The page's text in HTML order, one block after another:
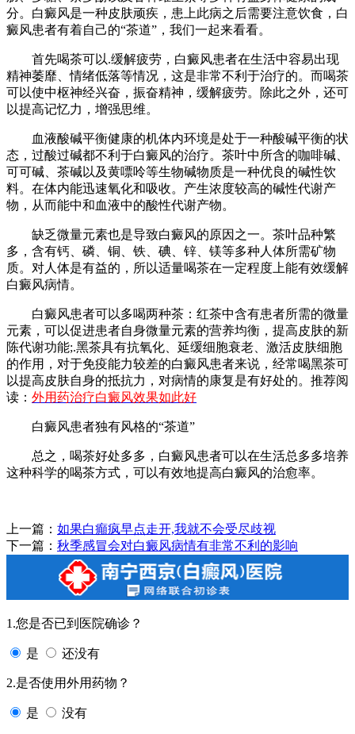
分。白癜风是一种皮肤顽疾，患上此病之后需要注意饮食，白
癜风患者有着自己的“茶道”，我们一起来看看。
首先喝茶可以.缓解疲劳，白癜风患者在生活中容易出现
精神萎靡、情绪低落等情况，这是非常不利于治疗的。而喝茶
可以使中枢神经兴奋，振奋精神，缓解疲劳。除此之外，还可
以提高记忆力，增强思维。
血液酸碱平衡健康的机体内环境是处于一种酸碱平衡的状
态，过酸过碱都不利于白癜风的治疗。茶叶中所含的咖啡碱、
可可碱、茶碱以及黄嘌呤等生物碱物质是一种优良的碱性饮
料。在体内能迅速氧化和吸收。产生浓度较高的碱性代谢产
物，从而能中和血液中的酸性代谢产物。
缺乏微量元素也是导致白癜风的原因之一。茶叶品种繁
多，含有钙、磷、铜、铁、碘、锌、镁等多种人体所需矿物
质。对人体是有益的，所以适量喝茶在一定程度上能有效缓解
白癜风病情。
白癜风患者可以多喝两种茶：红茶中含有患者所需的微量
元素，可以促进患者自身微量元素的营养均衡，提高皮肤的新
陈代谢功能;.黑茶具有抗氧化、延缓细胞衰老、激活皮肤细胞
的作用，对于免疫能力较差的白癜风患者来说，经常喝黑茶可
以提高皮肤自身的抵抗力，对病情的康复是有好处的。推荐阅
读： 外用药治疗白癜风效果如此好
白癜风患者独有风格的“茶道”
总之，喝茶好处多多，白癜风患者可以在生活总多多培养
这种科学的喝茶方式，可以有效地提高白癜风的治愈率。
上一篇： 如果白癲疯早点走开,我就不会受尽歧视
下一篇： 秋季感冒会对白癜风病情有非常不利的影响
1.您是否已到医院确诊？
是 还没有
2.是否使用外用药物？
是 没有